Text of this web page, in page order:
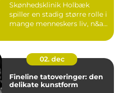
Skønhedsklinik Holbæk
spiller en stadig større rolle i
mange menneskers liv, n&a...
02. dec
Fineline tatoveringer: den
delikate kunstform